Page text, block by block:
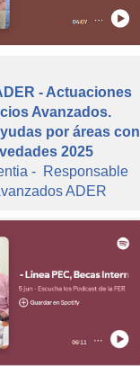
- Actuaciones
Avanzados.
por áreas con
2025
- Responsable
ADER